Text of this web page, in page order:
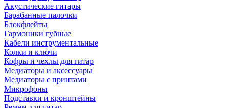
Акустические гитары
Барабанные палочки
Блокфлейты
Гармоники губные
Кабели инструментальные
Колки и ключи
Кофры и чехлы для гитар
Медиаторы и аксессуары
Медиаторы с принтами
Микрофоны
Подставки и кронштейны